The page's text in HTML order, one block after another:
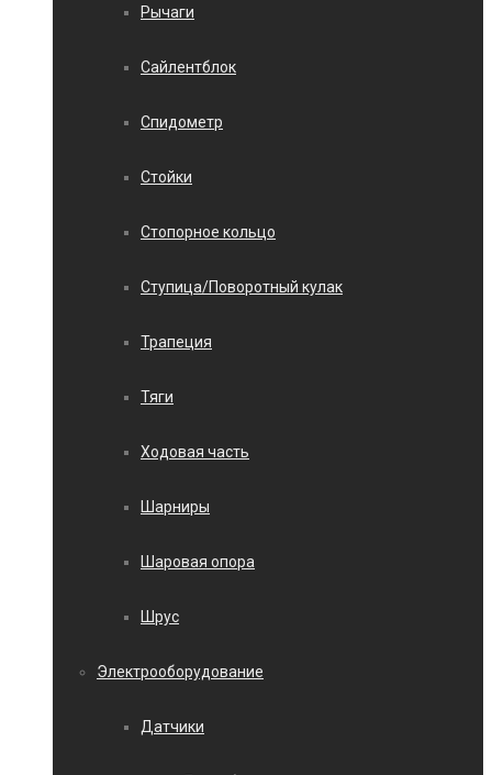
Рычаги
Сайлентблок
Спидометр
Стойки
Стопорное кольцо
Ступица/Поворотный кулак
Трапеция
Тяги
Ходовая часть
Шарниры
Шаровая опора
Шрус
Электрооборудование
Датчики